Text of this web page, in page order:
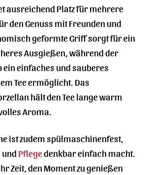
ausreichend Platz für mehrere
den Genuss mit Freunden und
geformte Griff sorgt für ein
Ausgießen, während der
ein einfaches und sauberes
Tee ermöglicht. Das
hält den Tee lange warm
Aroma.
ist zudem spülmaschinenfest,
und Pflegedenkbar einfach macht.
Zeit, den Moment zu genießen